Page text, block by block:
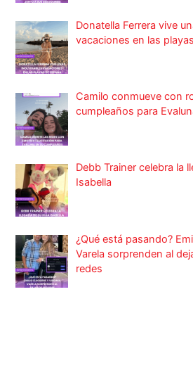
Donatella Ferrera vive
vacaciones en las
Camilo conmueve con
cumpleaños para
Debb Trainer celebra la
Isabella
¿Qué está pasando?
Varela sorprenden al
redes